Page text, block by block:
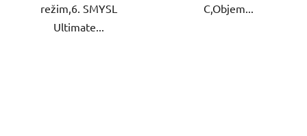
režim,6. SMYSL
Ultimate...
C,Objem...